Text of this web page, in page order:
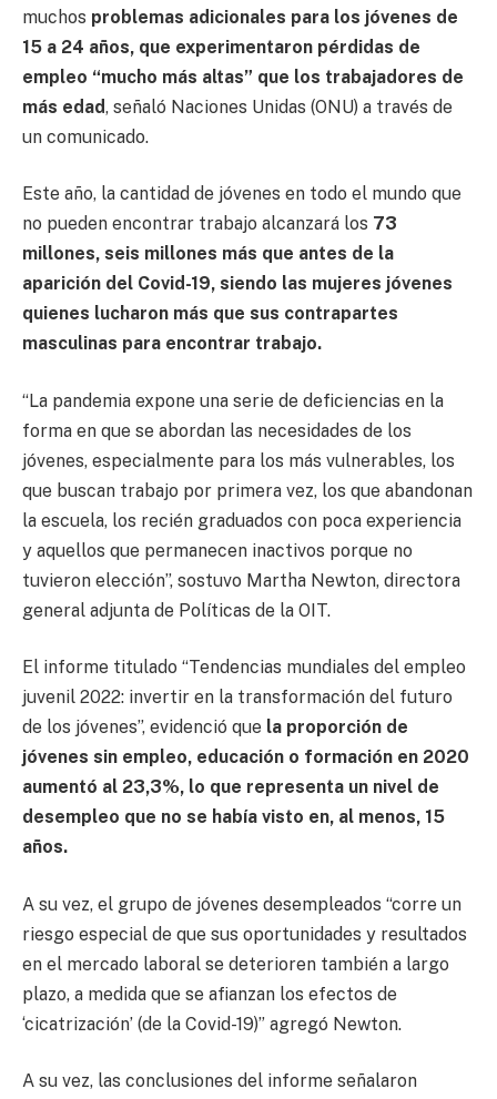
muchos problemas adicionales para los jóvenes de
15 a 24 años, que experimentaron pérdidas de
empleo “mucho más altas” que los trabajadores de
más edad, señaló Naciones Unidas (ONU) a través de
un comunicado.
Este año, la cantidad de jóvenes en todo el mundo que
no pueden encontrar trabajo alcanzará los 73
millones, seis millones más que antes de la
aparición del Covid-19, siendo las mujeres jóvenes
quienes lucharon más que sus contrapartes
masculinas para encontrar trabajo.
“La pandemia expone una serie de deficiencias en la
forma en que se abordan las necesidades de los
jóvenes, especialmente para los más vulnerables, los
que buscan trabajo por primera vez, los que abandonan
la escuela, los recién graduados con poca experiencia
y aquellos que permanecen inactivos porque no
tuvieron elección”, sostuvo Martha Newton, directora
general adjunta de Políticas de la OIT.
El informe titulado “Tendencias mundiales del empleo
juvenil 2022: invertir en la transformación del futuro
de los jóvenes”, evidenció que la proporción de
jóvenes sin empleo, educación o formación en 2020
aumentó al 23,3%, lo que representa un nivel de
desempleo que no se había visto en, al menos, 15
años.
A su vez, el grupo de jóvenes desempleados “corre un
riesgo especial de que sus oportunidades y resultados
en el mercado laboral se deterioren también a largo
plazo, a medida que se afianzan los efectos de
‘cicatrización’ (de la Covid-19)” agregó Newton.
A su vez, las conclusiones del informe señalaron